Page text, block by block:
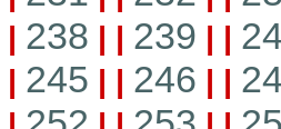
| 238 | | 239 | |
| 245 | | 246 | |